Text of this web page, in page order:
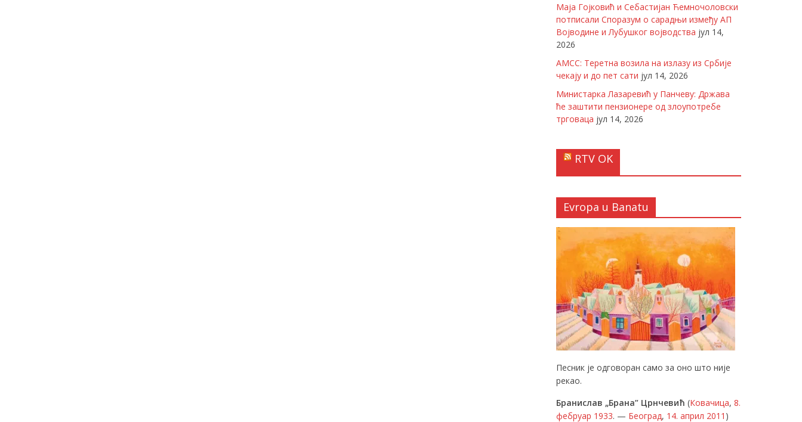
Маја Гојковић и Себастијан Ћемночоловски
потписали Споразум о сарадњи између АП
Војводине и Лубушког војводства јул 14,
2026
АМСС: Теретна возила на излазу из Србије
чекају и до пет сати јул 14, 2026
Министарка Лазаревић у Панчеву: Држава
ће заштити пензионере од злоупотребе
трговаца јул 14, 2026
RTV OK
Evropa u Banatu
Песник је одговоран само за оно што није
рекао.
Бранислав „Брана” Црнчевић (Ковачица, 8.
фебруар 1933. — Београд, 14. април 2011 )